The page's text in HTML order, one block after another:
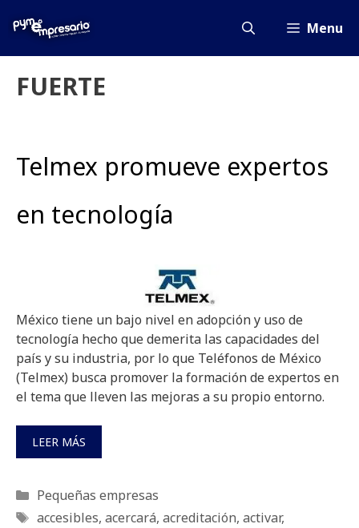
Menu
FUERTE
Telmex promueve expertos
en tecnología
México tiene un bajo nivel en adopción y uso de
tecnología hecho que demerita las capacidades del
país y su industria, por lo que Teléfonos de México
(Telmex) busca promover la formación de expertos en
el tema que lleven las mejoras a su propio entorno.
LEER MÁS
Categorías
Pequeñas empresas
Etiquetas
accesibles, acercará, acreditación, activar,